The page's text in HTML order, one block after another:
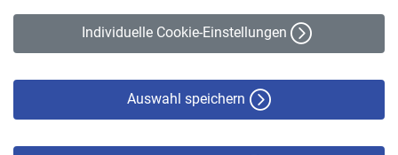
Individuelle Cookie-Einstellungen
Auswahl speichern
Erklärung zur Barrierefreiheit